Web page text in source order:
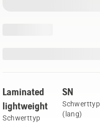
Laminated
lightweight
Schwerttyp
SN
Schwerttyp
(lang)